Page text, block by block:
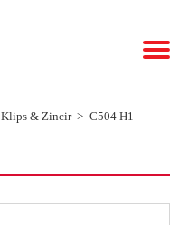
Klips & Zincir C504 H1